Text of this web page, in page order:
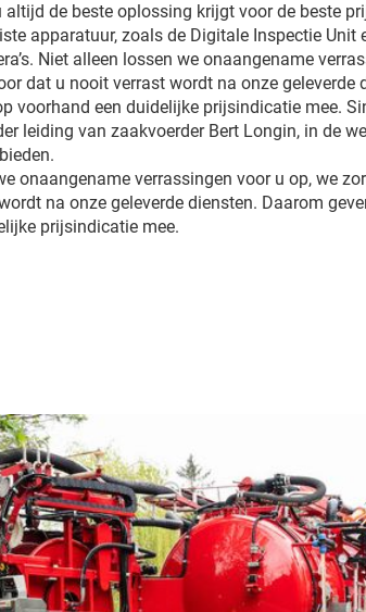
altijd de beste oplossing krijgt voor de beste
apparatuur, zoals de Digitale Inspectie Unit
Niet alleen lossen we onaangename
dat u nooit verrast wordt na onze geleverde
voorhand een duidelijke prijsindicatie mee.
leiding van zaakvoerder Bert Longin, in de
onaangename verrassingen voor u op, we
na onze geleverde diensten. Daarom
prijsindicatie mee.